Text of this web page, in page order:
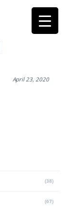
April 23, 2020
(38)
(67)